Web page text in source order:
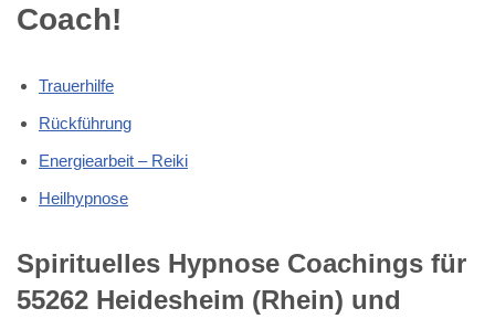
Coach!
Trauerhilfe
Rückführung
Energiearbeit – Reiki
Heilhypnose
Spirituelles Hypnose Coachings für
55262 Heidesheim (Rhein) und